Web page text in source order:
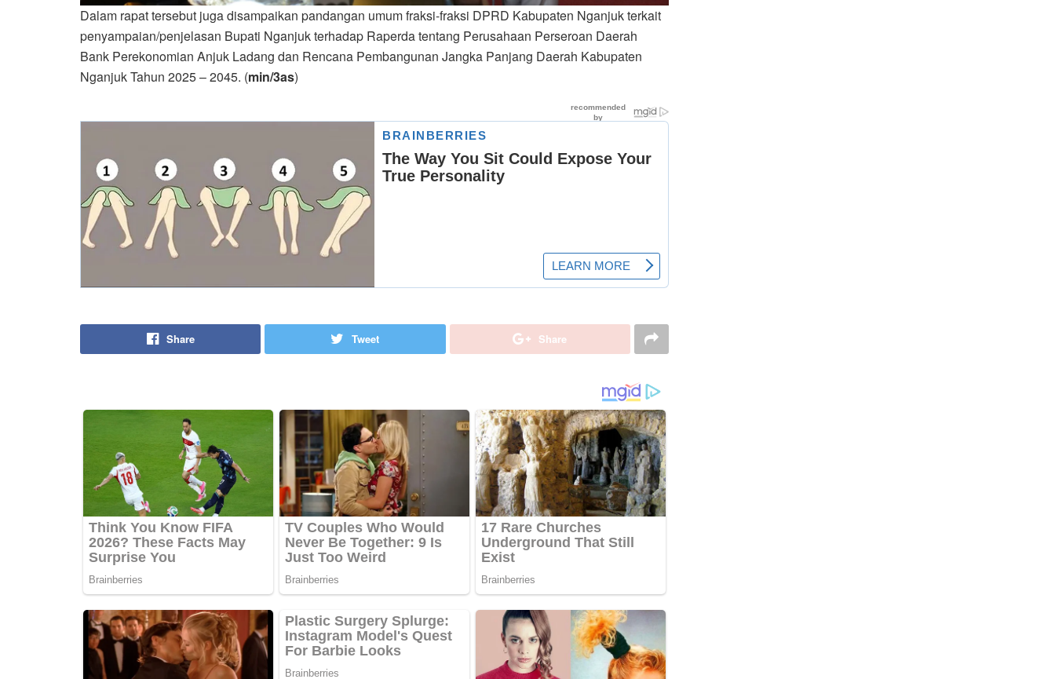
Dalam rapat tersebut juga disampaikan pandangan umum fraksi-fraksi DPRD Kabupaten Nganjuk terkait
penyampaian/penjelasan Bupati Nganjuk terhadap Raperda tentang Perusahaan Perseroan Daerah
Bank Perekonomian Anjuk Ladang dan Rencana Pembangunan Jangka Panjang Daerah Kabupaten
Nganjuk Tahun 2025 – 2045. (min/3as)
Share Tweet Share